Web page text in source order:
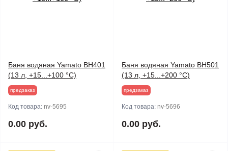
Баня водяная Yamato BH401
(13 л, +15...+100 °C)
предзаказ
Код товара: nv-5695
0.00 руб.
Баня водяная Yamato BH501
(13 л, +15...+200 °C)
предзаказ
Код товара: nv-5696
0.00 руб.